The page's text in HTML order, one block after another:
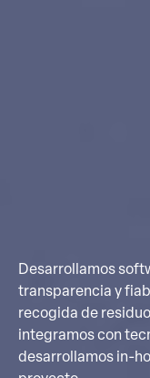
Desarrollamos
transparencia y
recogida de
integramos con
desarrollamos in-